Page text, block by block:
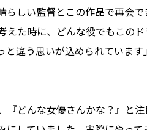
しい監督とこの作品で再会
た時に、どんな役でもこの
違う思いが込められていま
どんな女優さんかな？』と